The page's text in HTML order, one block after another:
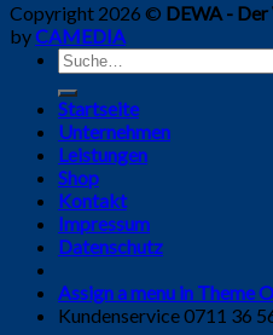
Copyright 2026 © DEWA -
byCAMEDIA
Suche
nach:
Startseite
Unternehmen
Leistungen
Shop
Kontakt
Impressum
Datenschutz
Assign a menu in Theme
Kundenservice 0711 36